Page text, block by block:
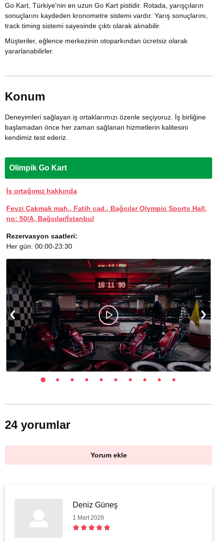
Go Kart, Türkiye'nin en uzun Go Kart pistidir. Rotada, yarışçıların
sonuçlarını kaydeden kronometre sistemi vardır. Yarış sonuçlarını,
track timing sistemi sayesinde çıktı olarak alınabilir.
Müşteriler, eğlence merkezinin otoparkından ücretsiz olarak
yararlanabilirler.
Konum
Deneyimleri sağlayan iş ortaklarımızı özenle seçiyoruz. İş birliğine
başlamadan önce her zaman sağlanan hizmetlerin kalitesini
kendimiz test ederiz.
Olimpik Go Kart
İş ortağımız hakkında
Fevzi Çakmak mah., Fatih cad., Bağcılar Olympic Sports Hall,
no: 50/A, Bağcılar/İstanbul
Rezervasyon saatleri:
Her gün: 00:00-23:30
24 yorumlar
Yorum ekle
Deniz Güneş
1 Mart 2026